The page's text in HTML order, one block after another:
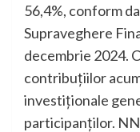
56,4%, conform
Supraveghere
decembrie 2024.
contribuțiilor
investiționale
participanților.